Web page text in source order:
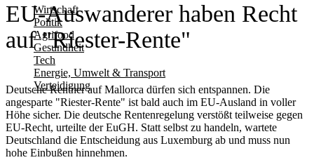
Wirtschaft
Politik
Agrifood
Gesundheit
Tech
Energie, Umwelt & Transport
Verteidigung
EU-Auswanderer haben Recht
auf "Riester-Rente"
Deutsche Rentner auf Mallorca dürfen sich entspannen. Die
angesparte "Riester-Rente" ist bald auch im EU-Ausland in voller
Höhe sicher. Die deutsche Rentenregelung verstößt teilweise gegen
EU-Recht, urteilte der EuGH. Statt selbst zu handeln, wartete
Deutschland die Entscheidung aus Luxemburg ab und muss nun
hohe Einbußen hinnehmen.